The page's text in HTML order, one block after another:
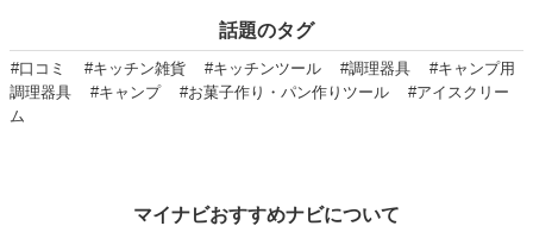
話題のタグ
#口コミ #キッチン雑貨 #キッチンツール #調理器具
#キャンプ用
調理器具
#キャンプ #お菓子作り・パン作りツール
#アイスクリー
ム
マイナビおすすめナビについて